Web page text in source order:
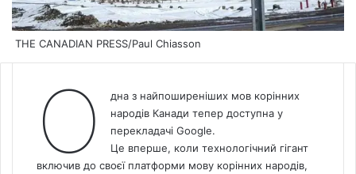
THE CANADIAN PRESS/Paul Chiasson
О
дна з найпоширеніших мов корінних
народів Канади тепер доступна у
перекладачі Google.
Це вперше, коли технологічний гігант
включив до своєї платформи мову корінних народів,